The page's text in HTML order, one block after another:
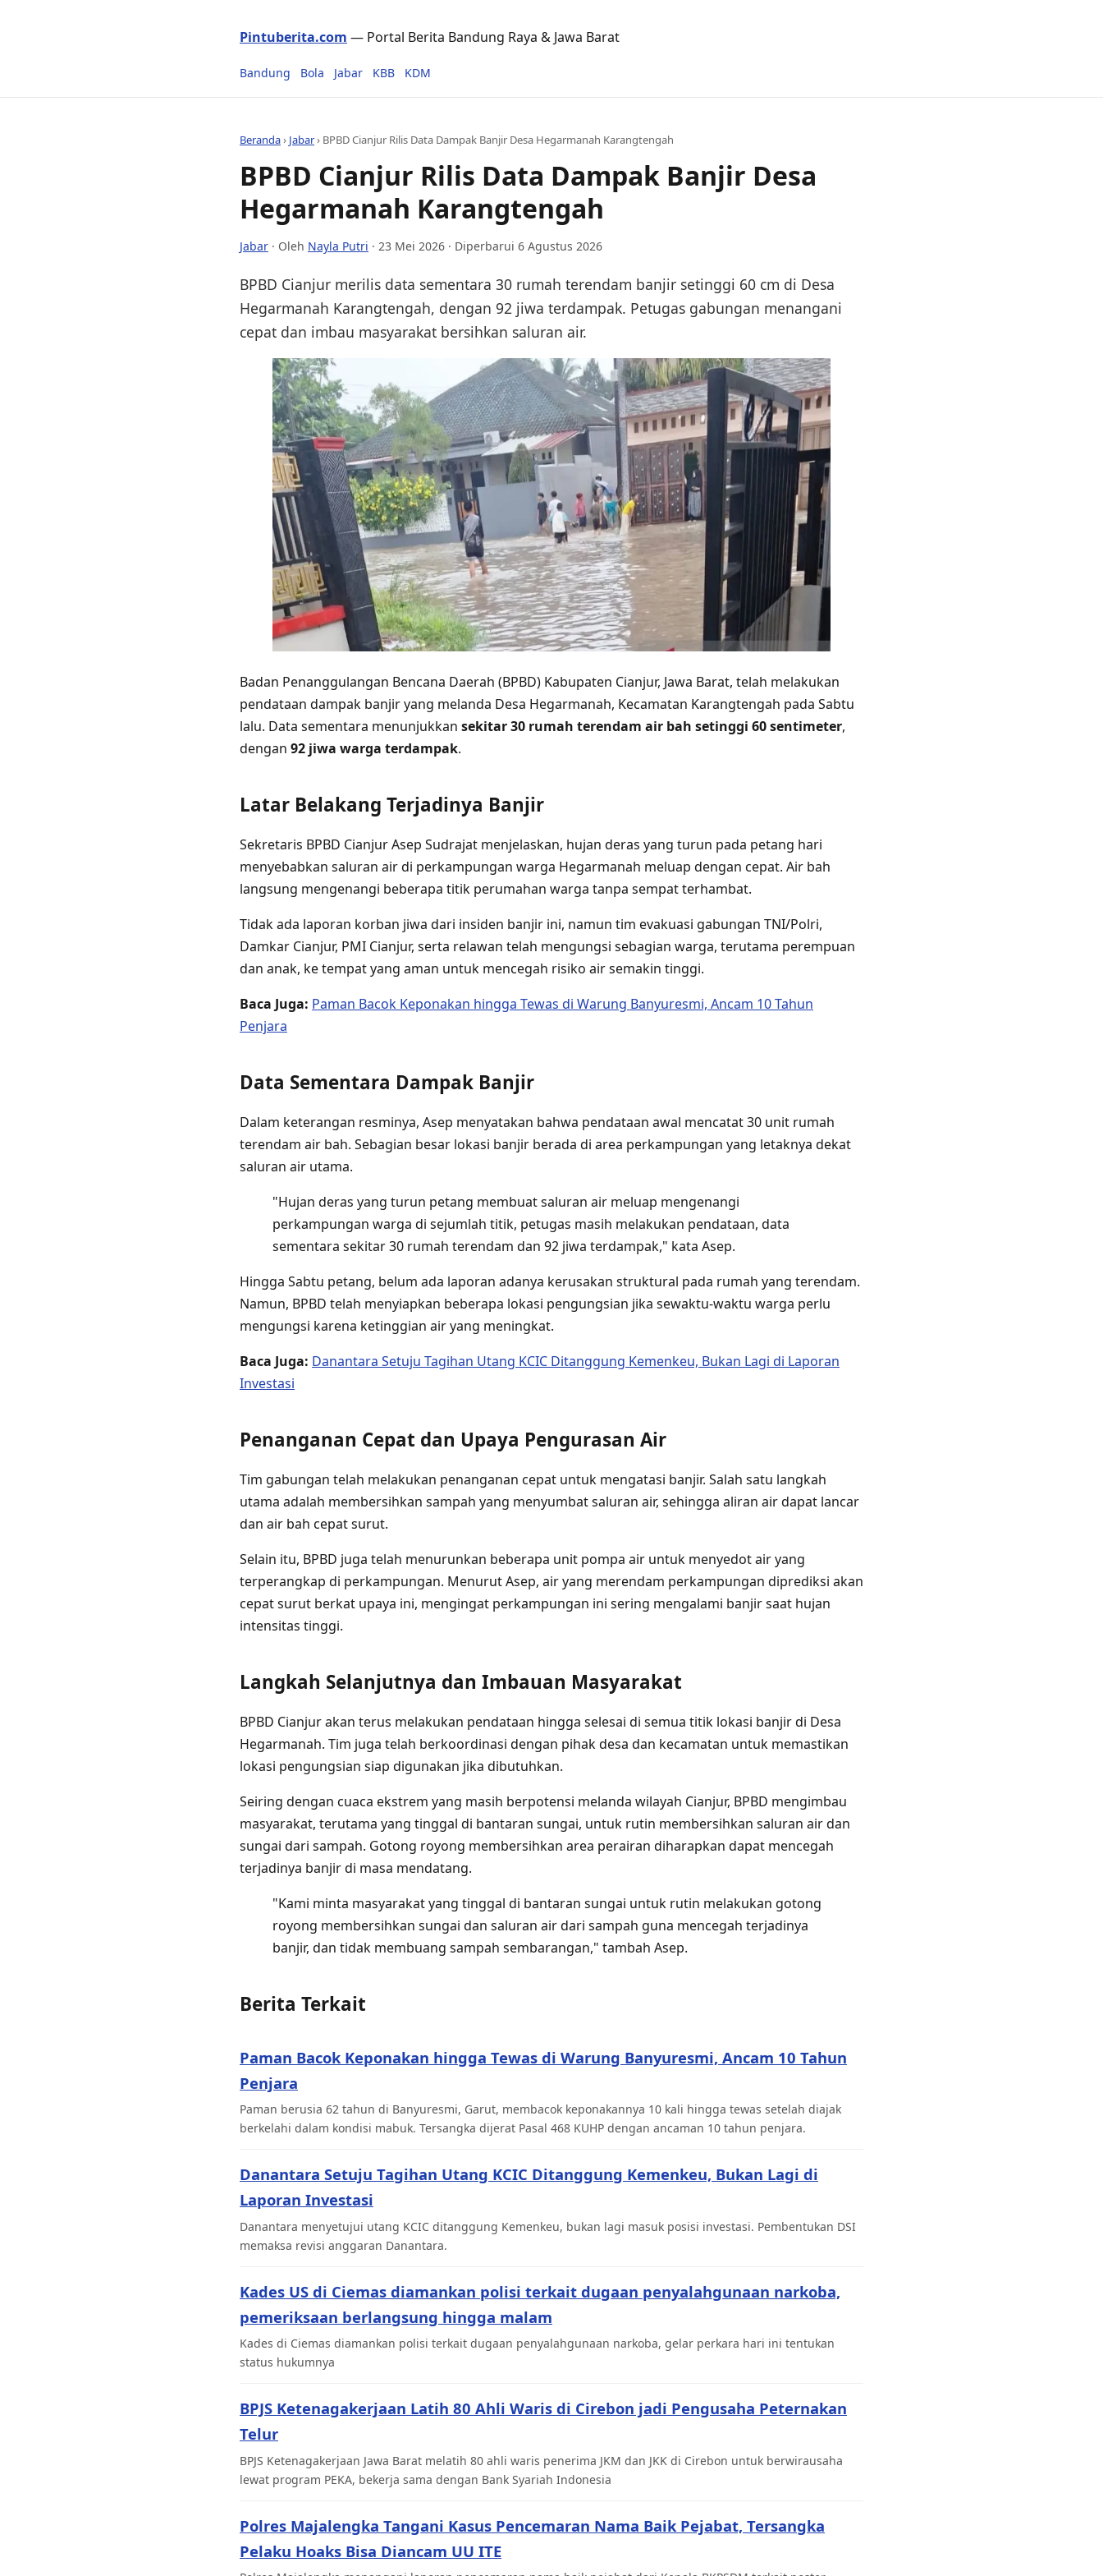
Pintuberita.com — Portal Berita Bandung Raya & Jawa Barat
Bandung Bola Jabar KBB KDM
Beranda› Jabar› BPBD Cianjur Rilis Data Dampak Banjir Desa Hegarmanah Karangtengah
BPBD Cianjur Rilis Data Dampak Banjir Desa
Hegarmanah Karangtengah
Jabar · Oleh Nayla Putri · 23 Mei 2026 · Diperbarui 6 Agustus 2026
BPBD Cianjur merilis data sementara 30 rumah terendam banjir setinggi 60 cm di Desa
Hegarmanah Karangtengah, dengan 92 jiwa terdampak. Petugas gabungan menangani
cepat dan imbau masyarakat bersihkan saluran air.
Badan Penanggulangan Bencana Daerah (BPBD) Kabupaten Cianjur, Jawa Barat, telah melakukan
pendataan dampak banjir yang melanda Desa Hegarmanah, Kecamatan Karangtengah pada Sabtu
lalu. Data sementara menunjukkan sekitar 30 rumah terendam air bah setinggi 60 sentimeter,
dengan 92 jiwa warga terdampak.
Latar Belakang Terjadinya Banjir
Sekretaris BPBD Cianjur Asep Sudrajat menjelaskan, hujan deras yang turun pada petang hari
menyebabkan saluran air di perkampungan warga Hegarmanah meluap dengan cepat. Air bah
langsung mengenangi beberapa titik perumahan warga tanpa sempat terhambat.
Tidak ada laporan korban jiwa dari insiden banjir ini, namun tim evakuasi gabungan TNI/Polri,
Damkar Cianjur, PMI Cianjur, serta relawan telah mengungsi sebagian warga, terutama perempuan
dan anak, ke tempat yang aman untuk mencegah risiko air semakin tinggi.
Baca Juga: Paman Bacok Keponakan hingga Tewas di Warung Banyuresmi, Ancam 10 Tahun
Penjara
Data Sementara Dampak Banjir
Dalam keterangan resminya, Asep menyatakan bahwa pendataan awal mencatat 30 unit rumah
terendam air bah. Sebagian besar lokasi banjir berada di area perkampungan yang letaknya dekat
saluran air utama.
"Hujan deras yang turun petang membuat saluran air meluap mengenangi
perkampungan warga di sejumlah titik, petugas masih melakukan pendataan, data
sementara sekitar 30 rumah terendam dan 92 jiwa terdampak," kata Asep.
Hingga Sabtu petang, belum ada laporan adanya kerusakan struktural pada rumah yang terendam.
Namun, BPBD telah menyiapkan beberapa lokasi pengungsian jika sewaktu-waktu warga perlu
mengungsi karena ketinggian air yang meningkat.
Baca Juga: Danantara Setuju Tagihan Utang KCIC Ditanggung Kemenkeu, Bukan Lagi di Laporan
Investasi
Penanganan Cepat dan Upaya Pengurasan Air
Tim gabungan telah melakukan penanganan cepat untuk mengatasi banjir. Salah satu langkah
utama adalah membersihkan sampah yang menyumbat saluran air, sehingga aliran air dapat lancar
dan air bah cepat surut.
Selain itu, BPBD juga telah menurunkan beberapa unit pompa air untuk menyedot air yang
terperangkap di perkampungan. Menurut Asep, air yang merendam perkampungan diprediksi akan
cepat surut berkat upaya ini, mengingat perkampungan ini sering mengalami banjir saat hujan
intensitas tinggi.
Langkah Selanjutnya dan Imbauan Masyarakat
BPBD Cianjur akan terus melakukan pendataan hingga selesai di semua titik lokasi banjir di Desa
Hegarmanah. Tim juga telah berkoordinasi dengan pihak desa dan kecamatan untuk memastikan
lokasi pengungsian siap digunakan jika dibutuhkan.
Seiring dengan cuaca ekstrem yang masih berpotensi melanda wilayah Cianjur, BPBD mengimbau
masyarakat, terutama yang tinggal di bantaran sungai, untuk rutin membersihkan saluran air dan
sungai dari sampah. Gotong royong membersihkan area perairan diharapkan dapat mencegah
terjadinya banjir di masa mendatang.
"Kami minta masyarakat yang tinggal di bantaran sungai untuk rutin melakukan gotong
royong membersihkan sungai dan saluran air dari sampah guna mencegah terjadinya
banjir, dan tidak membuang sampah sembarangan," tambah Asep.
Berita Terkait
Paman Bacok Keponakan hingga Tewas di Warung Banyuresmi, Ancam 10 Tahun
Penjara
Paman berusia 62 tahun di Banyuresmi, Garut, membacok keponakannya 10 kali hingga tewas setelah diajak
berkelahi dalam kondisi mabuk. Tersangka dijerat Pasal 468 KUHP dengan ancaman 10 tahun penjara.
Danantara Setuju Tagihan Utang KCIC Ditanggung Kemenkeu, Bukan Lagi di
Laporan Investasi
Danantara menyetujui utang KCIC ditanggung Kemenkeu, bukan lagi masuk posisi investasi. Pembentukan DSI
memaksa revisi anggaran Danantara.
Kades US di Ciemas diamankan polisi terkait dugaan penyalahgunaan narkoba,
pemeriksaan berlangsung hingga malam
Kades di Ciemas diamankan polisi terkait dugaan penyalahgunaan narkoba, gelar perkara hari ini tentukan
status hukumnya
BPJS Ketenagakerjaan Latih 80 Ahli Waris di Cirebon jadi Pengusaha Peternakan
Telur
BPJS Ketenagakerjaan Jawa Barat melatih 80 ahli waris penerima JKM dan JKK di Cirebon untuk berwirausaha
lewat program PEKA, bekerja sama dengan Bank Syariah Indonesia
Polres Majalengka Tangani Kasus Pencemaran Nama Baik Pejabat, Tersangka
Pelaku Hoaks Bisa Diancam UU ITE